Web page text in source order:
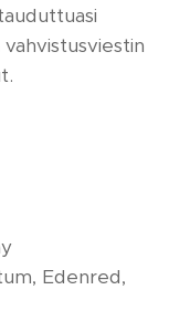
Edenred,